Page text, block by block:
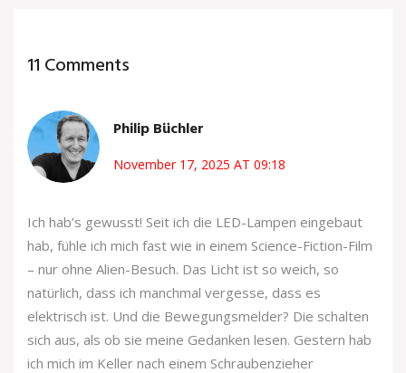
11 Comments
Philip Büchler
November 17, 2025 AT 09:18
Ich hab’s gewusst! Seit ich die LED-Lampen eingebaut
hab, fühle ich mich fast wie in einem Science-Fiction-Film
– nur ohne Alien-Besuch. Das Licht ist so weich, so
natürlich, dass ich manchmal vergesse, dass es
elektrisch ist. Und die Bewegungsmelder? Die schalten
sich aus, als ob sie meine Gedanken lesen. Gestern hab
ich mich im Keller nach einem Schraubenzieher